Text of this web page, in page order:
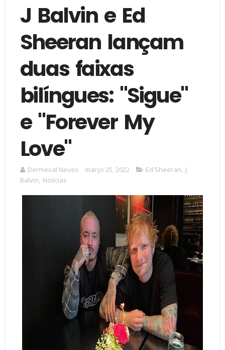
J Balvin e Ed
Sheeran lançam
duas faixas
bilíngues: "Sigue"
e "Forever My
Love"
Dermeval Neves março 25, 2022 Ed Sheeran, J
Balvin, Notícias